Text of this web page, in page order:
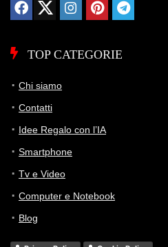
TOP CATEGORIE
Chi siamo
Contatti
Idee Regalo con l’IA
Smartphone
Tv e Video
Computer e Notebook
Blog